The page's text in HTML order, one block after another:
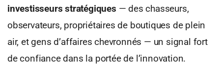
investisseurs stratégiques — des chasseurs,
observateurs, propriétaires de boutiques de plein
air, et gens d’affaires chevronnés — un signal fort
de confiance dans la portée de l’innovation.